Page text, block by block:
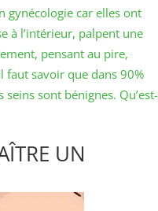
gynécologie car elles ont
à l’intérieur, palpent une
pensant au pire,
faut savoir que dans 90%
seins sont bénignes. Qu’est-
UN